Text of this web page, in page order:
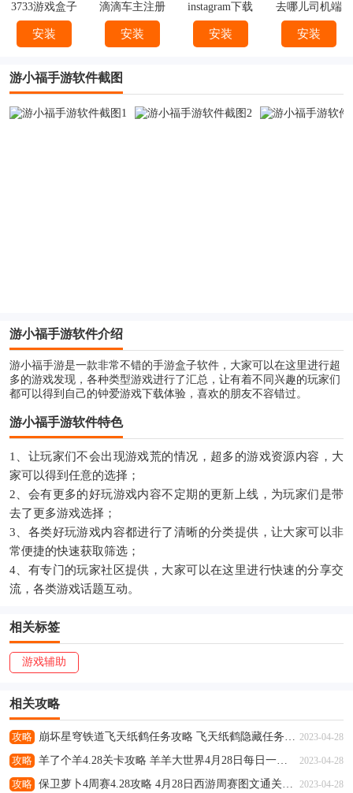
3733游戏盒子
安装
滴滴车主注册
下载
安装
instagram下载
官方
安装
去哪儿司机端
下载安装
安装
游小福手游软件截图
游小福手游软件介绍
游小福手游是一款非常不错的手游盒子软件，大家可以在这里进行超
多的游戏发现，各种类型游戏进行了汇总，让有着不同兴趣的玩家们
都可以得到自己的钟爱游戏下载体验，喜欢的朋友不容错过。
游小福手游软件特色
1、让玩家们不会出现游戏荒的情况，超多的游戏资源内容，大
家可以得到任意的选择；
2、会有更多的好玩游戏内容不定期的更新上线，为玩家们是带
去了更多游戏选择；
3、各类好玩游戏内容都进行了清晰的分类提供，让大家可以非
常便捷的快速获取筛选；
4、有专门的玩家社区提供，大家可以在这里进行快速的分享交
流，各类游戏话题互动。
相关标签
游戏辅助
相关攻略
攻略 崩坏星穹铁道飞天纸鹤任务攻略 飞天纸鹤隐藏任务通关流程解析 2023-04-28
攻略 羊了个羊4.28关卡攻略 羊羊大世界4月28日每日一关通关流程 2023-04-28
攻略 保卫萝卜4周赛4.28攻略 4月28日西游周赛图文通关流程 2023-04-28